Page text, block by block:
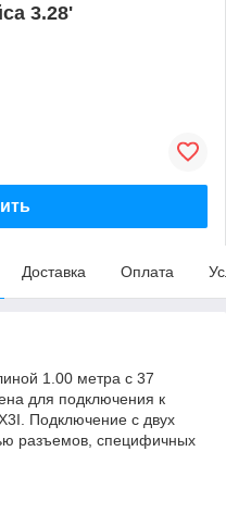
3.28'
Доставка Оплата
1.00 метра с 37
для подключения к
Подключение с двух
разъемов, специфичных